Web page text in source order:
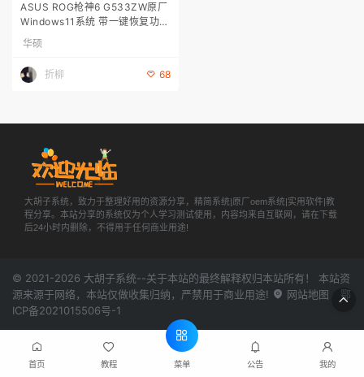
ASUS ROG枪神6 G533ZW原厂
Windows11系统 带一键恢复功能
工厂安装
华硕
折柳 68
大胡子系统，致力于整理好用的资源分享，精简系统|原厂oem系统|实用软件|教
程分享。本站分享的系统仅为个人学习测试使用，内容均来自互联网，请在下载
后24小时内删除，不得用于任何商业用途!
© 2021-2026 大胡子系统--关于本站的最终解释权归本站所有！ 本站资
源来源于网络，本站仅做收集归纳，严禁用于商业用途!
网站地图
鄂
ICP备2021015506号-1
首页 教程 菜单 公告 我的